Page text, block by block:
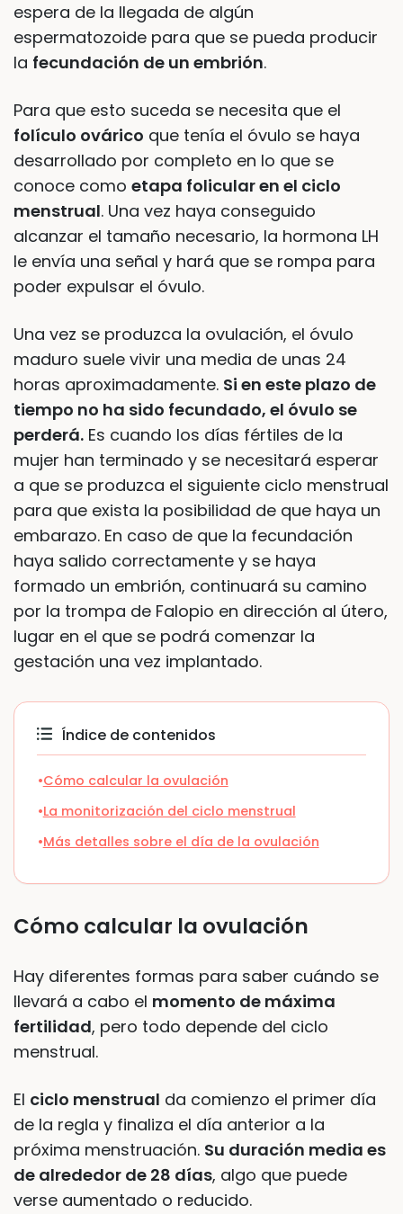
espera de la llegada de algún
espermatozoide para que se pueda producir
la fecundación de un embrión.
Para que esto suceda se necesita que el
folículo ovárico que tenía el óvulo se haya
desarrollado por completo en lo que se
conoce como etapa folicular en el ciclo
menstrual. Una vez haya conseguido
alcanzar el tamaño necesario, la hormona LH
le envía una señal y hará que se rompa para
poder expulsar el óvulo.
Una vez se produzca la ovulación, el óvulo
maduro suele vivir una media de unas 24
horas aproximadamente. Si en este plazo de
tiempo no ha sido fecundado, el óvulo se
perderá. Es cuando los días fértiles de la
mujer han terminado y se necesitará esperar
a que se produzca el siguiente ciclo menstrual
para que exista la posibilidad de que haya un
embarazo. En caso de que la fecundación
haya salido correctamente y se haya
formado un embrión, continuará su camino
por la trompa de Falopio en dirección al útero,
lugar en el que se podrá comenzar la
gestación una vez implantado.
Índice de contenidos
Cómo calcular la ovulación
La monitorización del ciclo menstrual
Más detalles sobre el día de la ovulación
Cómo calcular la ovulación
Hay diferentes formas para saber cuándo se
llevará a cabo el momento de máxima
fertilidad, pero todo depende del ciclo
menstrual.
El ciclo menstrual da comienzo el primer día
de la regla y finaliza el día anterior a la
próxima menstruación. Su duración media es
de alrededor de 28 días, algo que puede
verse aumentado o reducido.